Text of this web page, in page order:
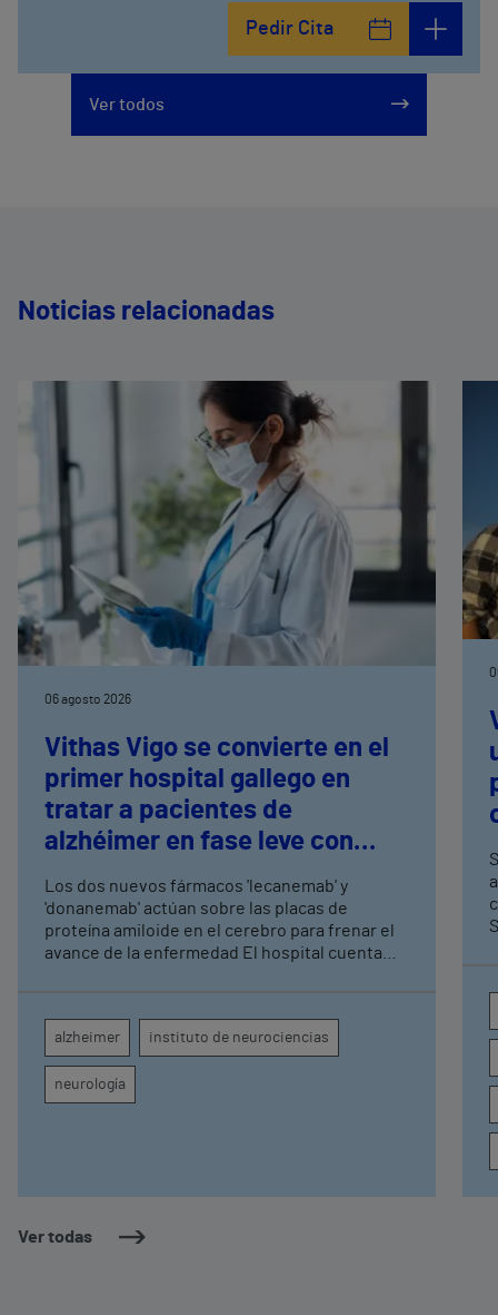
Pedir Cita
Ver todos
Noticias relacionadas
Ver todas
06 agosto 2026
Vithas Vigo se convierte en el
primer hospital gallego en
tratar a pacientes de
alzhéimer en fase leve con
terapias antiamiloide
Los dos nuevos fármacos 'lecanemab' y
'donanemab' actúan sobre las placas de
proteína amiloide en el cerebro para frenar el
avance de la enfermedad El hospital cuenta
seguimiento clínico de cada paciente
alzheimer instituto de neurociencias
neurología